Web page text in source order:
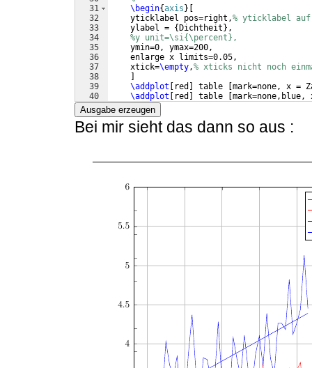
31
32
33
34
35
36
37
38
39
40
41
\begin{axis }
    yticklabel pos=right,
% yticklabel
    ylabel =
{ Dichtheit } ,
%y unit=\si{\percent},
    ymin=0, ymax=200,
    enlarge x limits=0.05,
    xtick=
\empty,% xticks nicht noch
\addplot
red table
mark=none, x =
\addplot
red table mark=none,blue,
Ausgabe erzeugen
Bei mir sieht das dann so aus :